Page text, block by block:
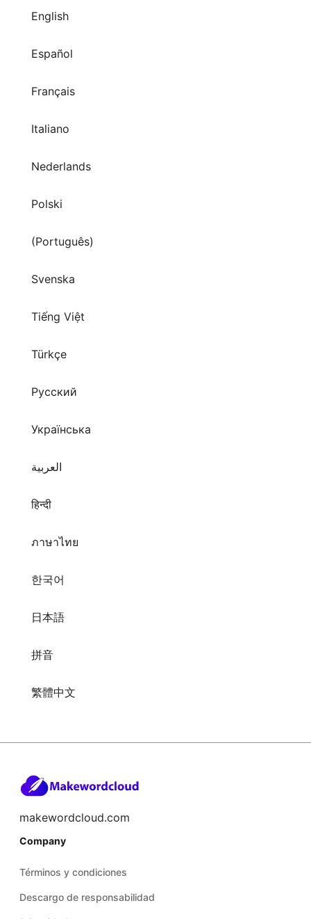
English
Español
Français
Italiano
Nederlands
Polski
(Português)
Svenska
Tiếng Việt
Türkçe
Русский
Українська
العربية
हिन्दी
ภาษาไทย
한국어
日本語
拼音
繁體中文
makewordcloud.com
Company
Términos y condiciones
Descargo de responsabilidad